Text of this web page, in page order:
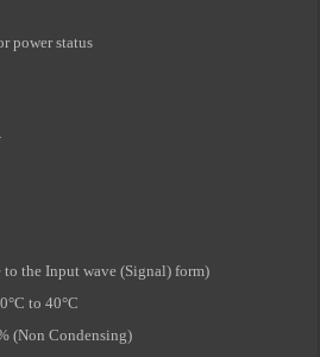
power status
the Input wave (Signal) form)
to 40°C
(Non Condensing)